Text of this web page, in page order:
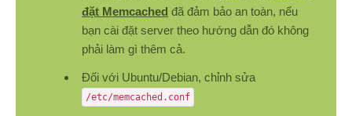
đặt Memcached đã đảm bảo an toàn, nếu
bạn cài đặt server theo hướng dẫn đó không
phải làm gì thêm cả.
Đối với Ubuntu/Debian, chỉnh sửa
/etc/memcached.conf